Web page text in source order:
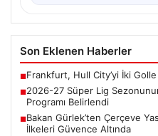
Son Eklenen Haberler
■Frankfurt, Hull City’yi İki
■2026-27 Süper Lig
Programı Belirlendi
■Bakan Gürlek’ten Çerçeve
İlkeleri Güvence Altında